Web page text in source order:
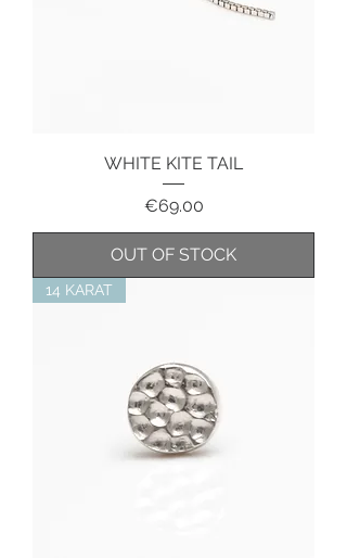
WHITE KITE TAIL
Price
€69.00
OUT OF STOCK
14 KARAT